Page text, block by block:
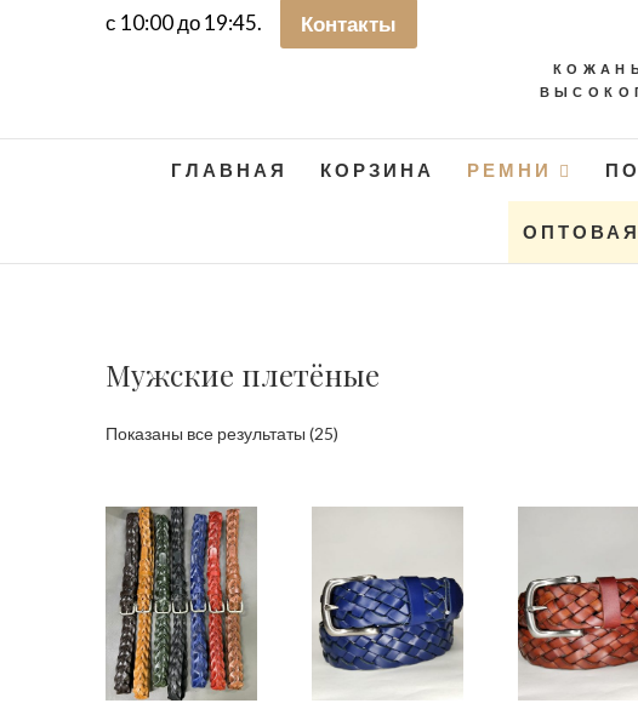
с 10:00 до 19:45.
Контакты
ГЛАВНАЯ КОРЗИНА РЕМНИ
Мужские плетёные
Показаны все результаты (25)